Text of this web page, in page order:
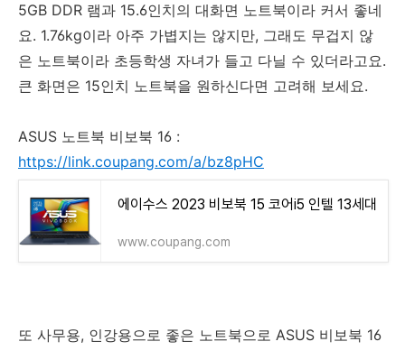
5GB DDR 램과 15.6인치의 대화면 노트북이라 커서 좋네
요. 1.76kg이라 아주 가볍지는 않지만, 그래도 무겁지 않
은 노트북이라 초등학생 자녀가 들고 다닐 수 있더라고요.
큰 화면은 15인치 노트북을 원하신다면 고려해 보세요.
ASUS 노트북 비보북 16 :
https://link.coupang.com/a/bz8pHC
에이수스 2023 비보북 15 코어i5 인텔 13세대
www.coupang.com
또 사무용, 인강용으로 좋은 노트북으로 ASUS 비보북 16